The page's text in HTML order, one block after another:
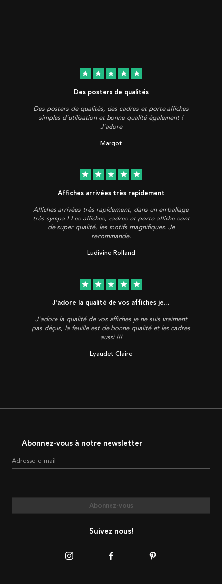
star star star star star
Des posters de qualités
Des posters de qualités, des cadres et porte affiches
simples d'utilisation et bonne qualité également !
J'adore
Margot
star star star star star
Affiches arrivées très rapidement
Affiches arrivées très rapidement, dans un emballage
très sympa ! Les affiches, cadres et porte affiche sont
de super qualité, les motifs magnifiques. Je
recommande.
Ludivine Rolland
star star star star star
J'adore la qualité de vos affiches je…
J'adore la qualité de vos affiches je ne suis vraiment
pas déçus, la feuille est de bonne qualité et les cadres
aussi !!!
Lyaudet Claire
Abonnez-vous à notre newsletter
Adresse e-mail
Abonnez-vous
Suivez nous!